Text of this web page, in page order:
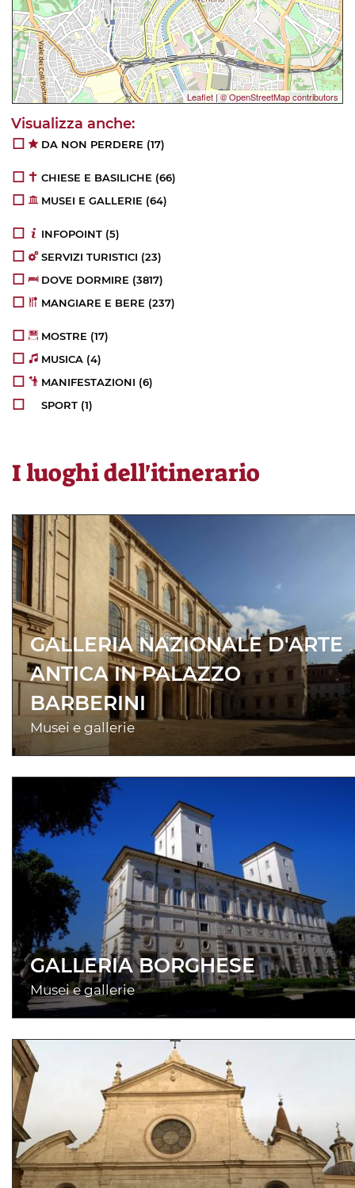
Leaflet|© OpenStreetMap contributors
DA NON PERDERE (17)
CHIESE E BASILICHE (66)
MUSEI E GALLERIE (64)
INFOPOINT (5)
SERVIZI TURISTICI (23)
DOVE DORMIRE (3817)
MANGIARE E BERE (237)
MOSTRE (17)
MUSICA (4)
MANIFESTAZIONI (6)
SPORT (1)
I luoghi dell'itinerario
GALLERIA NAZIONALE D'ARTE
ANTICA IN PALAZZO
BARBERINI
Musei e gallerie
GALLERIA BORGHESE
Musei e gallerie